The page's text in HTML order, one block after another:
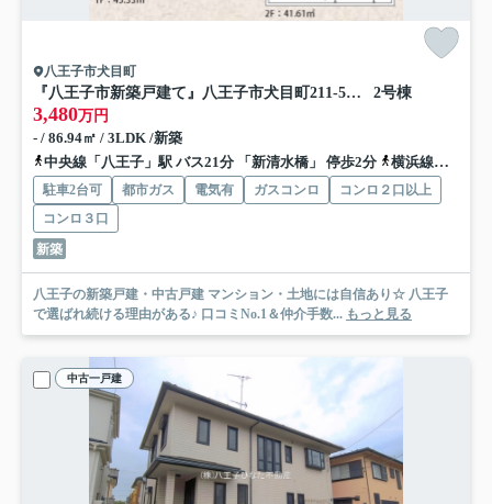
八王子市犬目町
『八王子市新築戸建て』八王子市犬目町211-5【仲介手数料無料】 ２５−１期 2号棟
3,480万円
- / 86.94㎡ / 3LDK /新築
中央線「八王子」駅 バス21分 「新清水橋」 停歩2分
横浜線「八王子」駅 バス21分 「新清水橋」 停歩2分
駐車2台可 都市ガス 電気有 ガスコンロ
コンロ２口以上
コンロ３口
新築
八王子の新築戸建・中古戸建 マンション・土地には自信あり☆ 八王子
で選ばれ続ける理由がある♪ 口コミNo.1＆仲介手数... もっと見る
中古一戸建